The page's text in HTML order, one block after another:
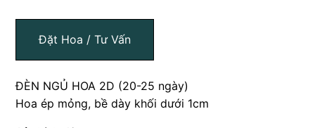
Đặt Hoa / Tư Vấn
ĐÈN NGỦ HOA 2D (20-25 ngày)
Hoa ép mỏng, bề dày khối dưới 1cm